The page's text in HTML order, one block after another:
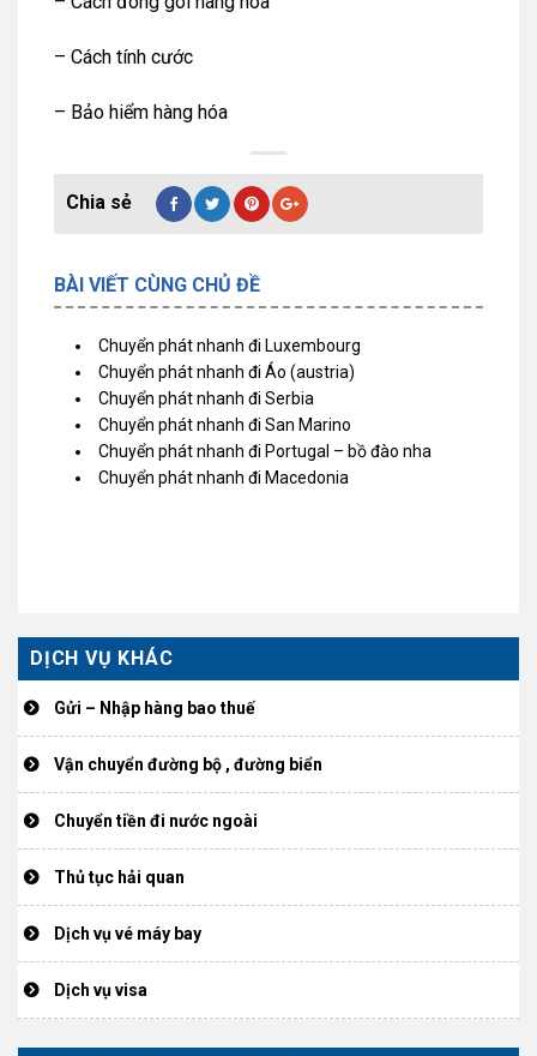
– Cách tính cước
– Bảo hiểm hàng hóa
BÀI VIẾT CÙNG CHỦ ĐỀ
Chuyển phát nhanh đi Luxembourg
Chuyển phát nhanh đi Áo (austria)
Chuyển phát nhanh đi Serbia
Chuyển phát nhanh đi San Marino
Chuyển phát nhanh đi Portugal – bồ đào nha
Chuyển phát nhanh đi Macedonia
DỊCH VỤ KHÁC
Gửi – Nhập hàng bao thuế
Vận chuyển đường bộ , đường biển
Chuyển tiền đi nước ngoài
Thủ tục hải quan
Dịch vụ vé máy bay
Dịch vụ visa